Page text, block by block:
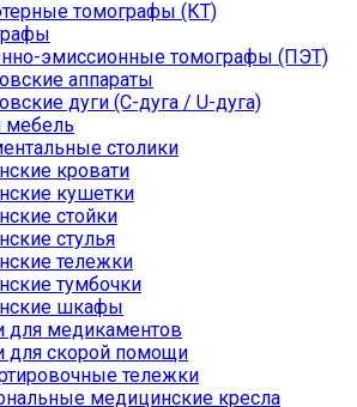
томографы (КТ)
эмиссионные томографы (ПЭТ)
аппараты
дуги (С-дуга / U-дуга)
мебель
столики
кровати
кушетки
стойки
стулья
тележки
тумбочки
шкафы
для медикаментов
для скорой помощи
тележки
медицинские кресла